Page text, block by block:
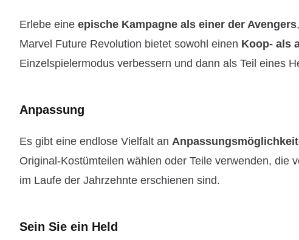
Erlebe eine epische Kampagne als einer der Avengers
Marvel Future Revolution bietet sowohl einen Koop- als
Einzelspielermodus verbessern und dann als Teil eines
Anpassung
Es gibt eine endlose Vielfalt an
Original-Kostümteilen wählen oder Teile verwenden, die
im Laufe der Jahrzehnte erschienen sind.
Sein Sie ein Held